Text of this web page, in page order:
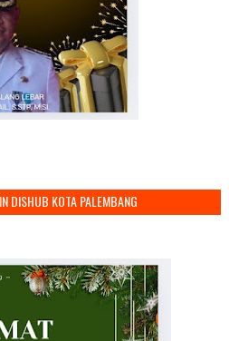
DISHUB KOTA PALEMBANG